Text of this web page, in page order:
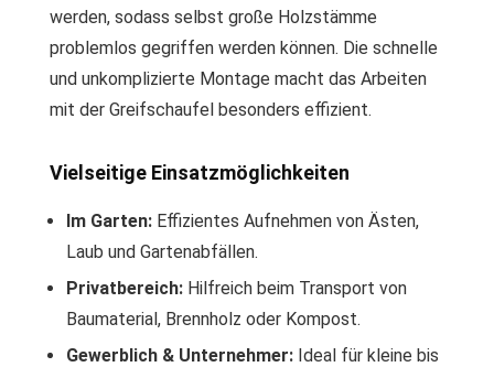
werden, sodass selbst große Holzstämme
problemlos gegriffen werden können. Die schnelle
und unkomplizierte Montage macht das Arbeiten
mit der Greifschaufel besonders effizient.
Vielseitige Einsatzmöglichkeiten
Im Garten: Effizientes Aufnehmen von Ästen,
Laub und Gartenabfällen.
Privatbereich: Hilfreich beim Transport von
Baumaterial, Brennholz oder Kompost.
Gewerblich & Unternehmer: Ideal für kleine bis